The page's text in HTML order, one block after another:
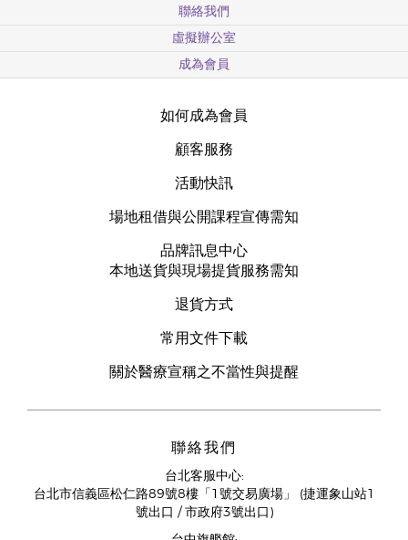
聯絡我們
虛擬辦公室
成為會員
如何成為會員
顧客服務
活動快訊
場地租借與公開課程宣傳需知
品牌訊息中心
本地送貨與現場提貨服務需知
退貨方式
常用文件下載
關於醫療宣稱之不當性與提醒
聯絡我們
台北客服中心:
台北市信義區松仁路89號8樓「1號交易廣場」 (捷運象山站1
號出口 / 市政府3號出口)